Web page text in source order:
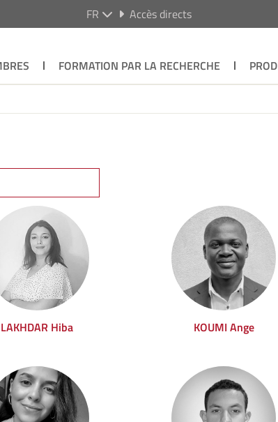
FR Accès directs
FORMATION PAR LA RECHERCHE
LAKHDAR Hiba KOUMI Ange